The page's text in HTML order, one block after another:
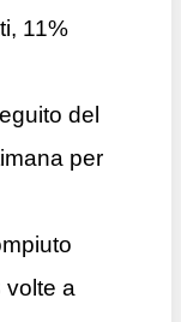
11%
del
per
volte a